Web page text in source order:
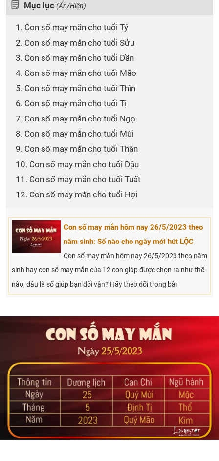
Mục lục (Ẩn/Hiện)
1. Con số may mắn cho tuổi Tý
2. Con số may mắn cho tuổi Sửu
3. Con số may mắn cho tuổi Dần
4. Con số may mắn cho tuổi Mão
5. Con số may mắn cho tuổi Thìn
6. Con số may mắn cho tuổi Tị
7. Con số may mắn cho tuổi Ngọ
8. Con số may mắn cho tuổi Mùi
9. Con số may mắn cho tuổi Thân
10. Con số may mắn cho tuổi Dậu
11. Con số may mắn cho tuổi Tuất
12. Con số may mắn cho tuổi Hợi
Con số may mắn hôm nay 26/5/2023 theo
năm sinh: Số nào cho ngày mới hút LỘC
Con số may mắn hôm nay 26/5/2023 theo năm
sinh hay con số may mắn của 12 con giáp được chọn ra như thế
nào, đâu là số giúp bạn đổi vận? Hãy theo dõi trong bài